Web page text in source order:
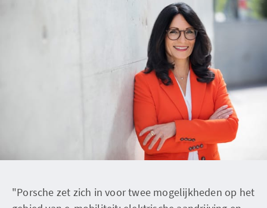
"Porsche zet zich in voor twee mogelijkheden op het